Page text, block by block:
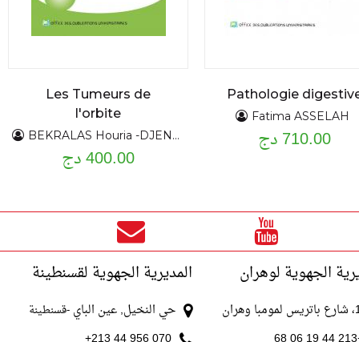
Pathologie
Fatima ASSELAH
710.00 دج
Les Tumeurs de
l'orbite
BEKRALAS Houria -DJENNAS Mohamed
400.00 دج
الجهوية لوهران المديرية الجهوية لقسنطينة
حي النخيل, عين الباي -قسنطينة